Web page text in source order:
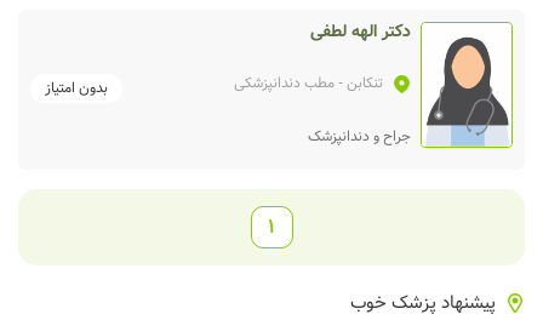
دکتر الهه لطفی
تنکابن- مطب دندانپزشکی بدون امتیاز
جراح و دندانپزشک
1
پیشنهاد پزشک خوب